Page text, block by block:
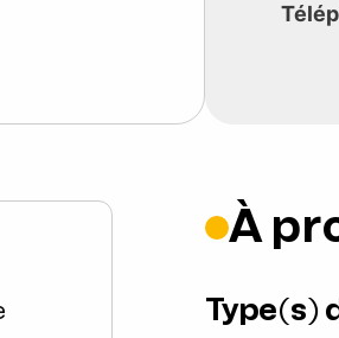
À
Type(s)